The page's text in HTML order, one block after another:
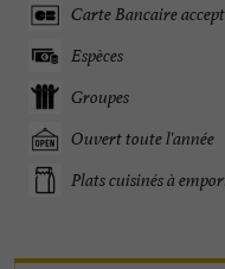
Carte Bancaire
Espèces
Groupes
Ouvert toute l'année
Plats cuisinés à